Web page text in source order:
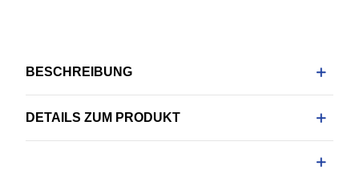
BESCHREIBUNG
DETAILS ZUM PRODUKT